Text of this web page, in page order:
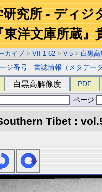
研究所 - ディジ
東洋文庫所蔵』
カイブ > VII-1-62 > V-5 > 白黒高
ジ番号 -書誌情報（メタデー
白黒高解像度 PDF
ページ
Tibet :